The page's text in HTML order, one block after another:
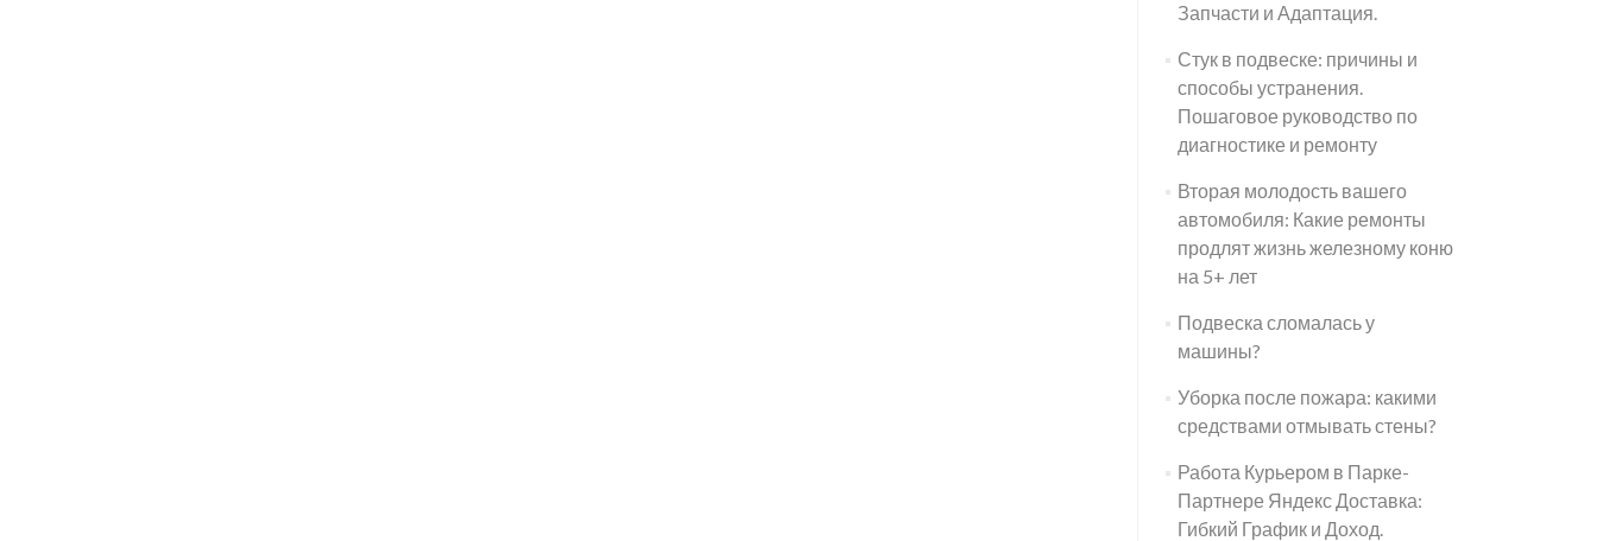
Запчасти и Адаптация.
Стук в подвеске: причины и
способы устранения.
Пошаговое руководство по
диагностике и ремонту
Вторая молодость вашего
автомобиля: Какие ремонты
продлят жизнь железному коню
на 5+ лет
Подвеска сломалась у
машины?
Уборка после пожара: какими
средствами отмывать стены?
Работа Курьером в Парке-
Партнере Яндекс Доставка:
Гибкий График и Доход.